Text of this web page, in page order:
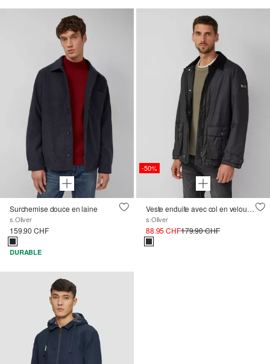
Surchemise douce en laine
s.Oliver
159.90 CHF
DURABLE
-50%
Veste enduite avec col en velours côtelé à la mode
s.Oliver
88.95 CHF179.90 CHF